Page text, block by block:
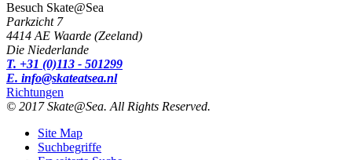
Besuch Skate@Sea
Parkzicht 7
4414 AE Waarde (Zeeland)
Die Niederlande
T. +31 (0)113 - 501299
E. info@skateatsea.nl
Richtungen
© 2017 Skate@Sea. All Rights Reserved.
Site Map
Suchbegriffe